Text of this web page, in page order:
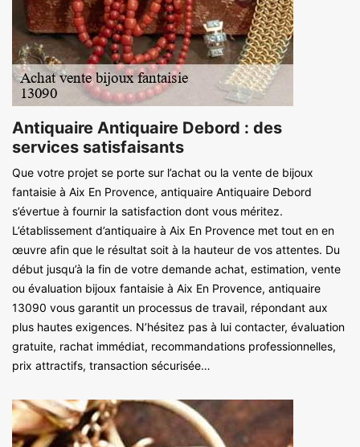
Antiquaire Antiquaire Debord : des
services satisfaisants
Que votre projet se porte sur l’achat ou la vente de bijoux
fantaisie à Aix En Provence, antiquaire Antiquaire Debord
s’évertue à fournir la satisfaction dont vous méritez.
L’établissement d’antiquaire à Aix En Provence met tout en en
œuvre afin que le résultat soit à la hauteur de vos attentes. Du
début jusqu’à la fin de votre demande achat, estimation, vente
ou évaluation bijoux fantaisie à Aix En Provence, antiquaire
13090 vous garantit un processus de travail, répondant aux
plus hautes exigences. N’hésitez pas à lui contacter, évaluation
gratuite, rachat immédiat, recommandations professionnelles,
prix attractifs, transaction sécurisée…